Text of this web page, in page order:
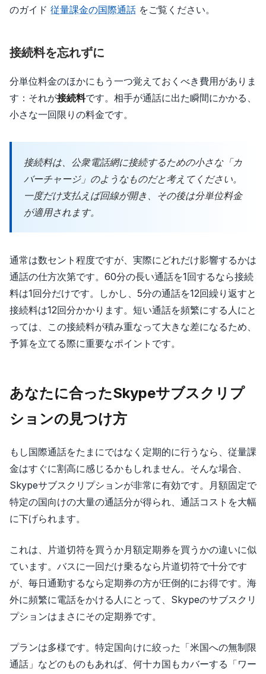
のガイド 従量課金の国際通話 をご覧ください。
接続料を忘れずに
分単位料金のほかにもう一つ覚えておくべき費用がありま
す：それが接続料です。相手が通話に出た瞬間にかかる、
小さな一回限りの料金です。
接続料は、公衆電話網に接続するための小さな「カ
バーチャージ」のようなものだと考えてください。
一度だけ支払えば回線が開き、その後は分単位料金
が適用されます。
通常は数セント程度ですが、実際にどれだけ影響するかは
通話の仕方次第です。60分の長い通話を1回するなら接続
料は1回分だけです。しかし、5分の通話を12回繰り返すと
接続料は12回分かかります。短い通話を頻繁にする人にと
っては、この接続料が積み重なって大きな差になるため、
予算を立てる際に重要なポイントです。
あなたに合ったSkypeサブスクリプ
ションの見つけ方
もし国際通話をたまにではなく定期的に行うなら、従量課
金はすぐに割高に感じるかもしれません。そんな場合、
Skypeサブスクリプションが非常に有効です。月額固定で
特定の国向けの大量の通話分が得られ、通話コストを大幅
に下げられます。
これは、片道切符を買うか月額定期券を買うかの違いに似
ています。バスに一回だけ乗るなら片道切符で十分です
が、毎日通勤するなら定期券の方が圧倒的にお得です。海
外に頻繁に電話をかける人にとって、Skypeのサブスクリ
プションはまさにその定期券です。
プランは多様です。特定国向けに絞った「米国への無制限
通話」などのものもあれば、何十カ国もカバーする「ワー